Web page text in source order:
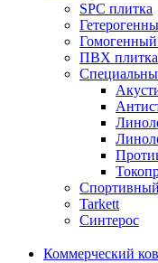
SPC плитка
ПВХ плитка
Tarkett
Синтерос
Коммерческий